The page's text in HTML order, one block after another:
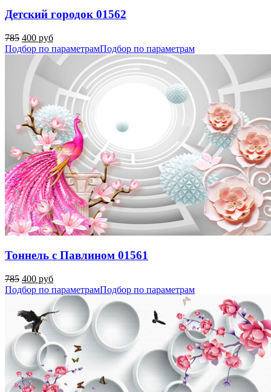
Детский городок 01562
785 400 руб
Подбор по параметрамПодбор по параметрам
Тоннель с Павлином 01561
785 400 руб
Подбор по параметрамПодбор по параметрам